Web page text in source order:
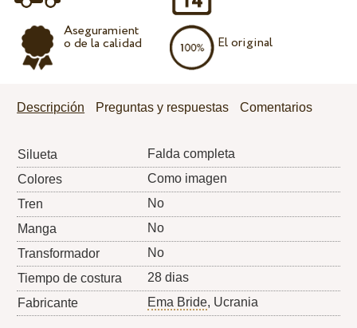
Aseguramient
o de la calidad El original
Descripción Preguntas y respuestas Comentarios
Silueta
Falda completa
Colores
Como imagen
Tren
No
Manga
No
Transformador
No
Tiempo de costura
28 dias
Fabricante
Ema Bride, Ucrania